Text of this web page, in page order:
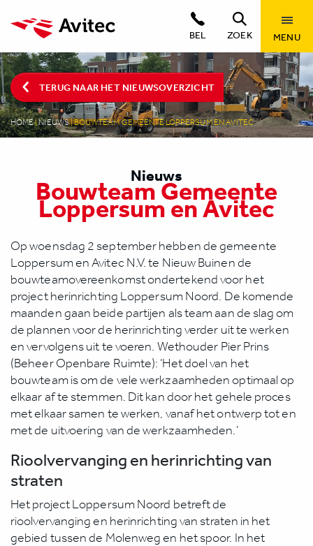
BEL ZOEK MENU
TERUG NAAR HET NIEUWSOVERZICHT
HOME|NIEUWS|BOUWTEAM GEMEENTE LOPPERSUM EN AVITEC
Nieuws
Bouwteam Gemeente
Loppersum en Avitec
Op woensdag 2 september hebben de gemeente
Loppersum en Avitec N.V. te Nieuw Buinen de
bouwteamovereenkomst ondertekend voor het
project herinrichting Loppersum Noord. De komende
maanden gaan beide partijen als team aan de slag om
de plannen voor de herinrichting verder uit te werken
en vervolgens uit te voeren. Wethouder Pier Prins
(Beheer Openbare Ruimte): ‘Het doel van het
bouwteam is om de vele werkzaamheden optimaal op
elkaar af te stemmen. Dit kan door het gehele proces
met elkaar samen te werken, vanaf het ontwerp tot en
met de uitvoering van de werkzaamheden.’
Rioolvervanging en herinrichting van
straten
Het project Loppersum Noord betreft de
rioolvervanging en herinrichting van straten in het
gebied tussen de Molenweg en het spoor. In het